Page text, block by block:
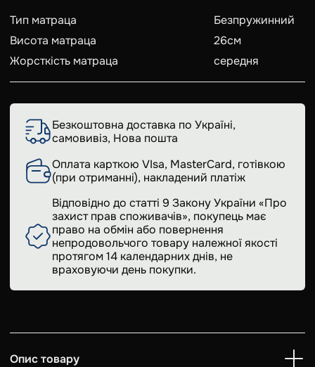
Тип матраца
Безпружинний
Висота матраца
26см
Жорсткість матраца
середня
Безкоштовна доставка по Україні,
самовивіз, Нова пошта
Оплата карткою VIsa, MasterCard, готівкою
(при отриманні), накладений платіж
Відповідно до статті 9 Закону України «Про
захист прав споживачів», покупець має
право на обмін або повернення
непродовольчого товару належної якості
протягом 14 календарних днів, не
враховуючи день покупки.
Опис товару